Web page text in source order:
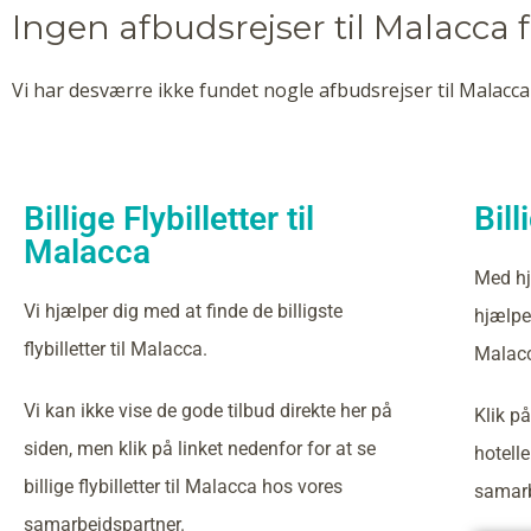
Ingen afbudsrejser til Malacca
Vi har desværre ikke fundet nogle afbudsrejser til
Billige Flybilletter til
Malacca
Vi hjælper dig med at finde de billigste
flybilletter til Malacca.
Vi kan ikke vise de gode tilbud direkte her på
siden, men klik på linket nedenfor for at se
billige flybilletter til Malacca hos vores
samarbejdspartner.
Med
Klik